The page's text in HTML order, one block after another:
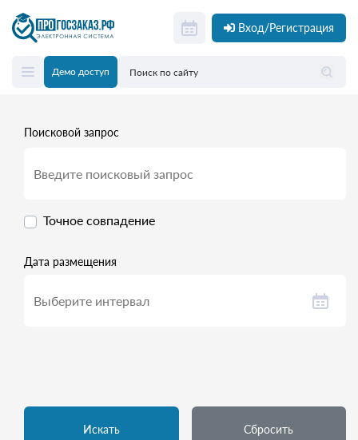
Вход/Регистрация
Демо доступ
Поисковой запрос
Точное совпадение
Дата размещения
Искать Сбросить